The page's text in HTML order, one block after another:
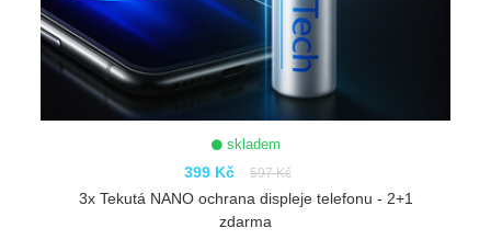
skladem
399 Kč 597 Kč
3x Tekutá NANO ochrana displeje telefonu - 2+1
zdarma